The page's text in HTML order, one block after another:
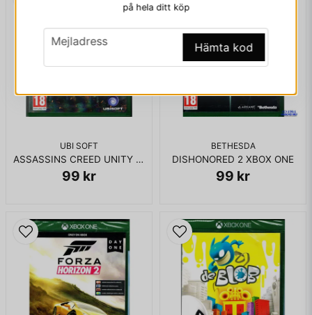
UBI SOFT
ASSASSINS CREED UNITY XBOX ONE
99 kr
BETHESDA
DISHONORED 2 XBOX ONE
99 kr
I BOX UTAN MANUAL
på hela ditt köp
email
Mejladress Hämta kod